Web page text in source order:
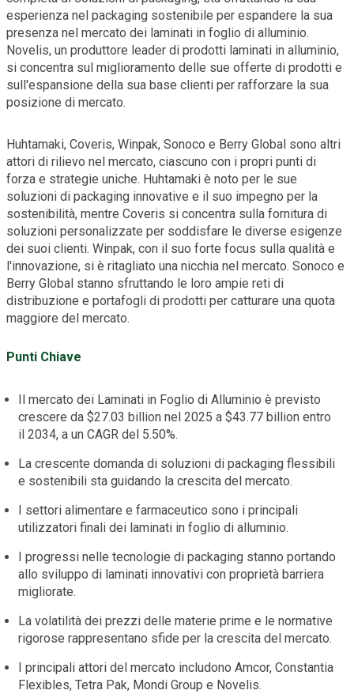
esperienza nel packaging sostenibile per espandere la sua
presenza nel mercato dei laminati in foglio di alluminio.
Novelis, un produttore leader di prodotti laminati in alluminio,
si concentra sul miglioramento delle sue offerte di prodotti e
sull'espansione della sua base clienti per rafforzare la sua
posizione di mercato.
Huhtamaki, Coveris, Winpak, Sonoco e Berry Global sono altri
attori di rilievo nel mercato, ciascuno con i propri punti di
forza e strategie uniche. Huhtamaki è noto per le sue
soluzioni di packaging innovative e il suo impegno per la
sostenibilità, mentre Coveris si concentra sulla fornitura di
soluzioni personalizzate per soddisfare le diverse esigenze
dei suoi clienti. Winpak, con il suo forte focus sulla qualità e
l'innovazione, si è ritagliato una nicchia nel mercato. Sonoco e
Berry Global stanno sfruttando le loro ampie reti di
distribuzione e portafogli di prodotti per catturare una quota
maggiore del mercato.
Punti Chiave
Il mercato dei Laminati in Foglio di Alluminio è previsto
crescere da $27.03 billion nel 2025 a $43.77 billion entro
il 2034, a un CAGR del 5.50%.
La crescente domanda di soluzioni di packaging flessibili
e sostenibili sta guidando la crescita del mercato.
I settori alimentare e farmaceutico sono i principali
utilizzatori finali dei laminati in foglio di alluminio.
I progressi nelle tecnologie di packaging stanno portando
allo sviluppo di laminati innovativi con proprietà barriera
migliorate.
La volatilità dei prezzi delle materie prime e le normative
rigorose rappresentano sfide per la crescita del mercato.
I principali attori del mercato includono Amcor, Constantia
Flexibles, Tetra Pak, Mondi Group e Novelis.